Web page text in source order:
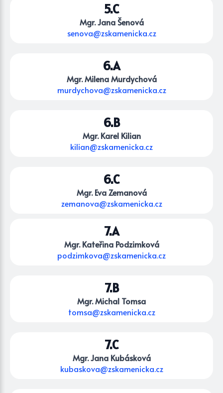
5.C
Mgr. Jana Šenová
senova@zskamenicka.cz
6.A
Mgr. Milena Murdychová
murdychova@zskamenicka.cz
6.B
Mgr. Karel Kilian
kilian@zskamenicka.cz
6.C
Mgr. Eva Zemanová
zemanova@zskamenicka.cz
7.A
Mgr. Kateřina Podzimková
podzimkova@zskamenicka.cz
7.B
Mgr. Michal Tomsa
tomsa@zskamenicka.cz
7.C
Mgr. Jana Kubásková
kubaskova@zskamenicka.cz